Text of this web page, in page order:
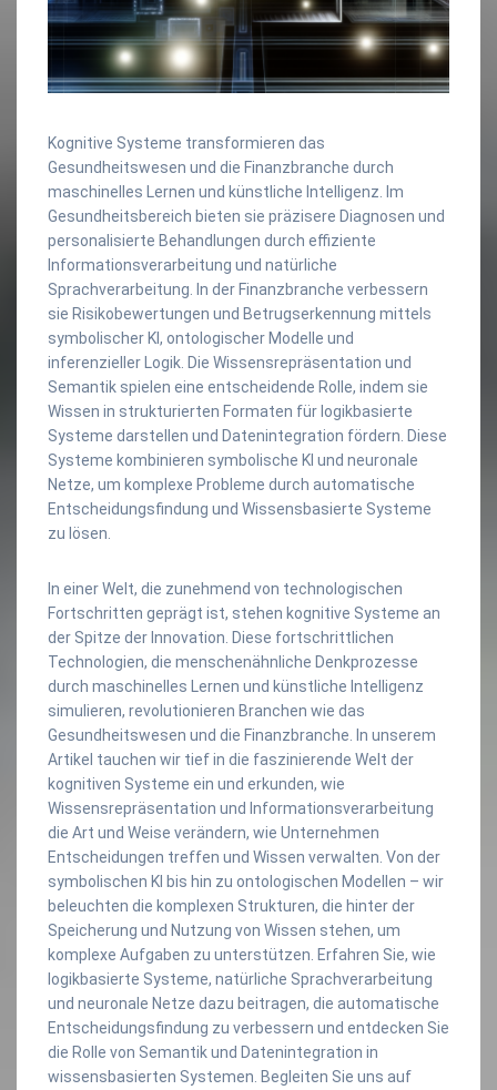
Kognitive Systeme transformieren das
Gesundheitswesen und die Finanzbranche durch
maschinelles Lernen und künstliche Intelligenz. Im
Gesundheitsbereich bieten sie präzisere Diagnosen und
personalisierte Behandlungen durch effiziente
Informationsverarbeitung und natürliche
Sprachverarbeitung. In der Finanzbranche verbessern
sie Risikobewertungen und Betrugserkennung mittels
symbolischer KI, ontologischer Modelle und
inferenzieller Logik. Die Wissensrepräsentation und
Semantik spielen eine entscheidende Rolle, indem sie
Wissen in strukturierten Formaten für logikbasierte
Systeme darstellen und Datenintegration fördern. Diese
Systeme kombinieren symbolische KI und neuronale
Netze, um komplexe Probleme durch automatische
Entscheidungsfindung und Wissensbasierte Systeme
zu lösen.
In einer Welt, die zunehmend von technologischen
Fortschritten geprägt ist, stehen kognitive Systeme an
der Spitze der Innovation. Diese fortschrittlichen
Technologien, die menschenähnliche Denkprozesse
durch maschinelles Lernen und künstliche Intelligenz
simulieren, revolutionieren Branchen wie das
Gesundheitswesen und die Finanzbranche. In unserem
Artikel tauchen wir tief in die faszinierende Welt der
kognitiven Systeme ein und erkunden, wie
Wissensrepräsentation und Informationsverarbeitung
die Art und Weise verändern, wie Unternehmen
Entscheidungen treffen und Wissen verwalten. Von der
symbolischen KI bis hin zu ontologischen Modellen – wir
beleuchten die komplexen Strukturen, die hinter der
Speicherung und Nutzung von Wissen stehen, um
komplexe Aufgaben zu unterstützen. Erfahren Sie, wie
logikbasierte Systeme, natürliche Sprachverarbeitung
und neuronale Netze dazu beitragen, die automatische
Entscheidungsfindung zu verbessern und entdecken Sie
die Rolle von Semantik und Datenintegration in
wissensbasierten Systemen. Begleiten Sie uns auf